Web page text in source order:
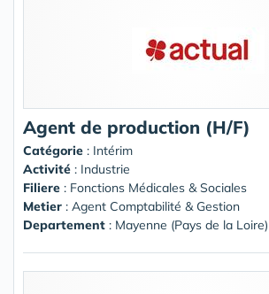
Agent de production (H/F)
Catégorie : Intérim
Activité : Industrie
Filiere : Fonctions Médicales & Sociales
Metier : Agent Comptabilité & Gestion
Departement : Mayenne (Pays de la Loire)